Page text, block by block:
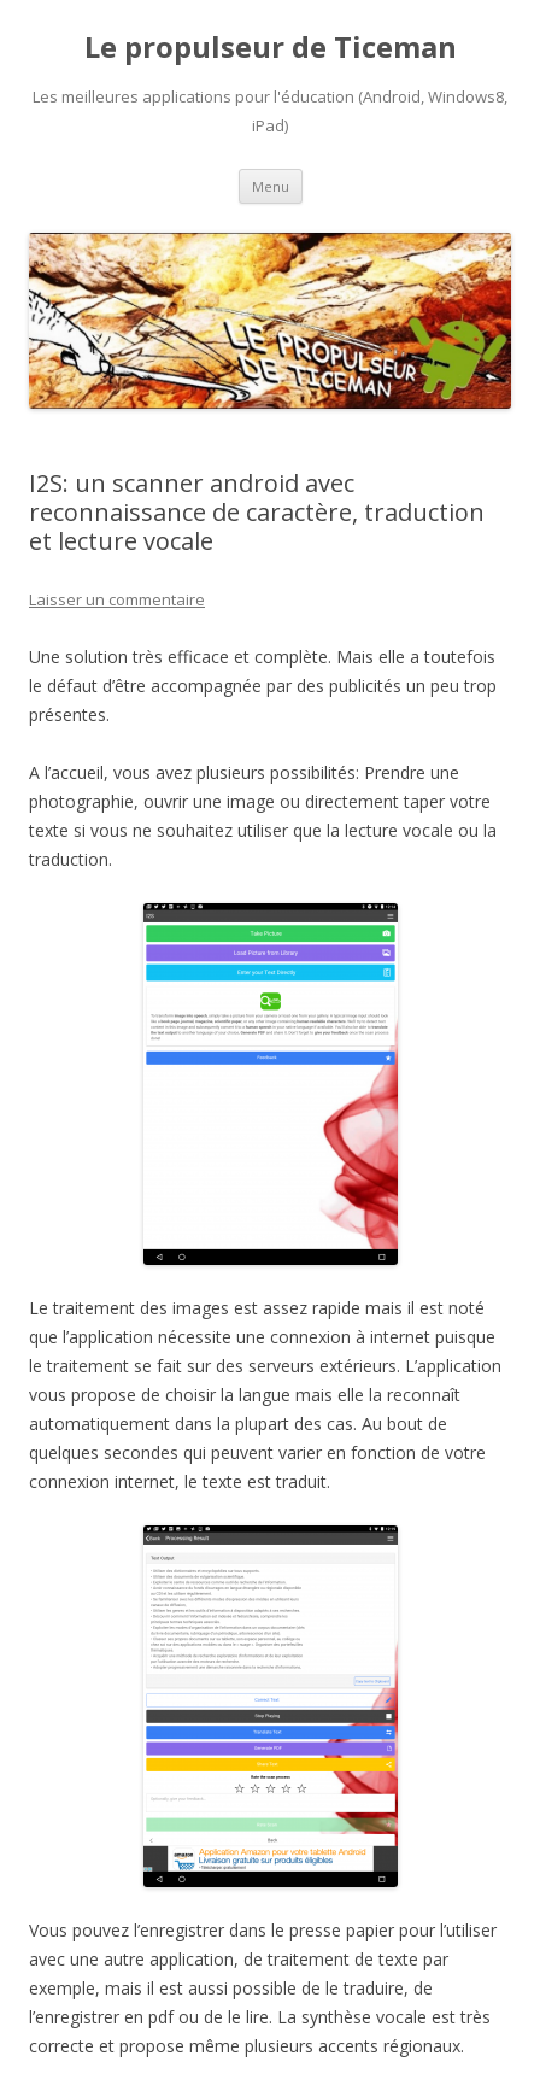
Le propulseur de Ticeman
Les meilleures applications pour l'éducation (Android, Windows8,
iPad)
Menu Aller
contenu
I2S: un scanner android avec
reconnaissance de caractère, traduction
et lecture vocale
Laisser un commentaire
Une solution très efficace et complète. Mais elle a toutefois
le défaut d’être accompagnée par des publicités un peu trop
présentes.
A l’accueil, vous avez plusieurs possibilités: Prendre une
photographie, ouvrir une image ou directement taper votre
texte si vous ne souhaitez utiliser que la lecture vocale ou la
traduction.
Le traitement des images est assez rapide mais il est noté
que l’application nécessite une connexion à internet puisque
le traitement se fait sur des serveurs extérieurs. L’application
vous propose de choisir la langue mais elle la reconnaît
automatiquement dans la plupart des cas. Au bout de
quelques secondes qui peuvent varier en fonction de votre
connexion internet, le texte est traduit.
Vous pouvez l’enregistrer dans le presse papier pour l’utiliser
avec une autre application, de traitement de texte par
exemple, mais il est aussi possible de le traduire, de
l’enregistrer en pdf ou de le lire. La synthèse vocale est très
correcte et propose même plusieurs accents régionaux.